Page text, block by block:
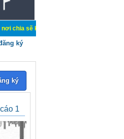
thức kinh nghiệm trong lãnh vực
ký
ký
1